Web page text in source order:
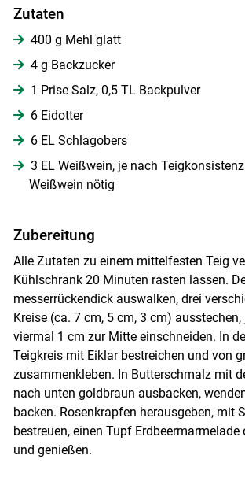
Zutaten
400 g Mehl glatt
4 g Backzucker
1 Prise Salz, 0,5 TL Backpulver
6 Eidotter
6 EL Schlagobers
3 EL Weißwein, je nach
Weißwein nötig
Zubereitung
Alle Zutaten zu einem mittelfesten Teig
Kühlschrank 20 Minuten rasten lassen.
messerrückendick auswalken, drei
Kreise (ca. 7 cm, 5 cm, 3 cm) ausstechen,
viermal 1 cm zur Mitte einschneiden. In
Teigkreis mit Eiklar bestreichen und von
zusammenkleben. In Butterschmalz mit
nach unten goldbraun ausbacken,
backen. Rosenkrapfen herausgeben, mit
bestreuen, einen Tupf
und genießen.